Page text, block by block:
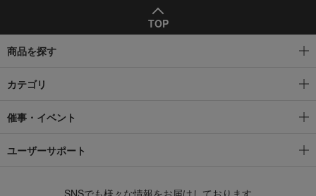
TOP
商品を探す
カテゴリ
催事・イベント
ユーザーサポート